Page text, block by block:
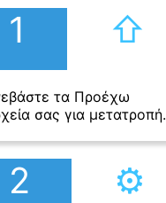
1 ⇧︎
τα Προέχω
σας για μετατροπή.
2 ⚙︎